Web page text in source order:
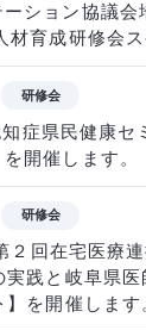
ション協議会
育成研修会
研修会
症県民健康セ
開催します。
研修会
２回在宅医療
実践と岐阜県
を開催します